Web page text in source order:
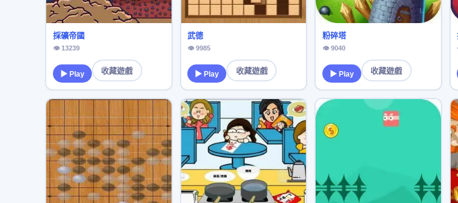
採礦帝國
👁 13239
▶ Play 收藏遊戲
武德
👁 9985
▶ Play 收藏遊戲
粉碎塔
👁 9040
▶ Play 收藏遊戲